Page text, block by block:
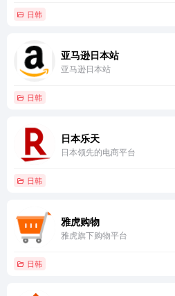
日韩
亚马逊日本站
亚马逊日本站
日韩
日本乐天
日本领先的电商平台
日韩
雅虎购物
雅虎旗下购物平台
日韩